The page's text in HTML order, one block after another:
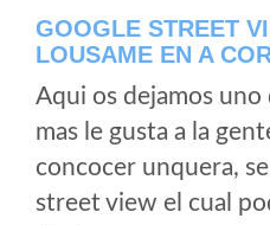
GOOGLE STREET
LOUSAME EN A
Aqui os dejamos uno
mas le gusta a la
concocer unquera,
street view el cual